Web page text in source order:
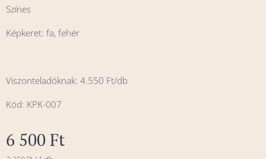
Színes
Képkeret: fa, fehér
Viszonteladóknak: 4.550 Ft/db
Kód: KPK-007
6 500 Ft